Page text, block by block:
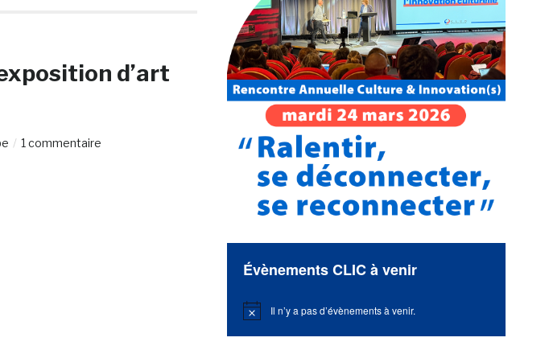
d’art
1 commentaire
Évènements CLIC à venir
Notice Il n’y a pas d’évènements à venir.